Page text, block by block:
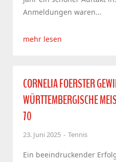
Anmeldungen waren...
mehr lesen
CORNELIA FOERSTER
WÜRTTEMBERGISCHE
70
23. Juni 2025 Tennis
Ein beeindruckender